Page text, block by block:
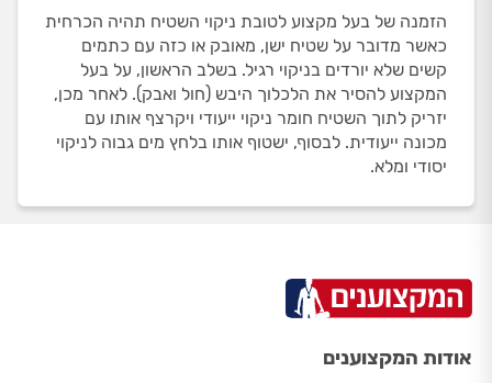
הזמנה של בעל מקצוע לטובת ניקוי השטיח תהיה הכרחית
כאשר מדובר על שטיח ישן, מאובק או כזה עם כתמים
קשים שלא יורדים בניקוי רגיל. בשלב הראשון, על בעל
המקצוע להסיר את הלכלוך היבש (חול ואבק). לאחר מכן,
יזריק לתוך השטיח חומר ניקוי ייעודי ויקרצף אותו עם
מכונה ייעודית. לבסוף, ישטוף אותו בלחץ מים גבוה לניקוי
יסודי ומלא.
אודות המקצוענים